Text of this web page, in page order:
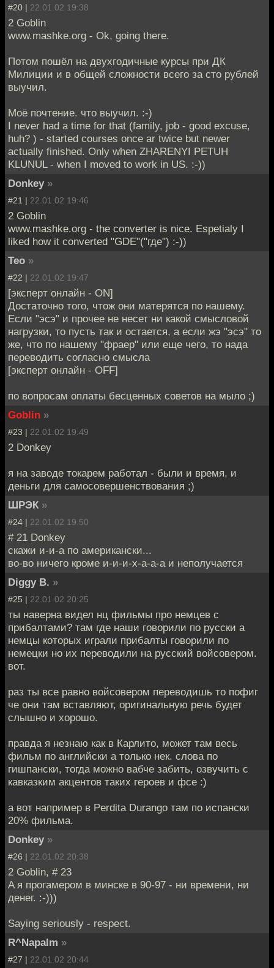
#20 | 22.01.02 19:38
2 Goblin
www.mashke.org - Ok, going there.
Потом пошёл на двухгодичные курсы при ДК
Милиции и в общей сложности всего за сто рублей
выучил.
Моё почтение. что выучил. :-)
I never had a time for that (family, job - good excuse,
huh? ) - started courses once ar twice but newer
actually finished. Only when ZHARENYI PETUH
KLUNUL - when I moved to work in US. :-))
Donkey »
#21 | 22.01.02 19:46
2 Goblin
www.mashke.org - the converter is nice. Espetialy I
liked how it converted "GDE"("где") :-))
Teo »
#22 | 22.01.02 19:47
[эксперт онлайн - ON]
Достаточно того, чтож они матерятся по нашему.
Если "эсэ" и прочее не несет ни какой смысловой
нагрузки, то пусть так и остается, а если жэ "эсэ" то
же, что по нашему "фраер" или еще чего, то нада
переводить согласно смысла
[эксперт онлайн - OFF]
по вопросам оплаты бесценных советов на мыло ;)
Goblin »
#23 | 22.01.02 19:49
2 Donkey
я на заводе токарем работал - были и время, и
деньги для самосовершенствования ;)
ШРЭК »
#24 | 22.01.02 19:50
# 21 Donkey
скажи и-и-а по американски...
во-во ничего кроме и-и-и-х-а-а-а и неполучается
Diggy B. »
#25 | 22.01.02 20:25
ты наверна видел нц фильмы про немцев с
прибалтами? там где наши говорили по русски а
немцы которых играли прибалты говорили по
немецки но их переводили на русский войсовером.
вот.
раз ты все равно войсовером переводишь то пофиг
че они там вставляют, оригинальную речь будет
слышно и хорошо.
правда я незнаю как в Карлито, может там весь
фильм по английски а только нек. слова по
гишпански, тогда можно вабче забить, озвучить с
кавказким акцентов таких героев и фсе :)
а вот например в Perdita Durango там по испански
20% фильма.
Donkey »
#26 | 22.01.02 20:38
2 Goblin, # 23
A я прогамером в минске в 90-97 - ни времени, ни
денег. :-)))
Saying seriously - respect.
R^Napalm »
#27 | 22.01.02 20:44